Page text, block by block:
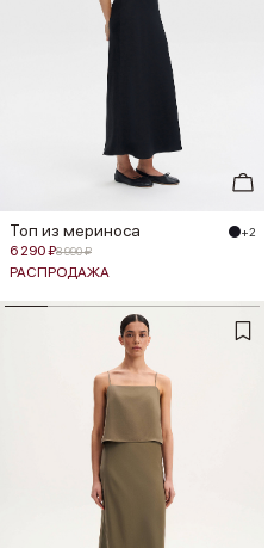
Топ из мериноса +2
6 290 ₽8 990 ₽
РАСПРОДАЖА